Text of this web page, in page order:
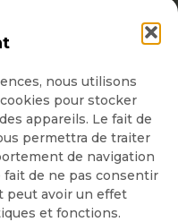
nous utilisons
pour stocker
appareils. Le fait de
permettra de traiter
de navigation
fait de ne pas consentir
peut avoir un effet
et fonctions.